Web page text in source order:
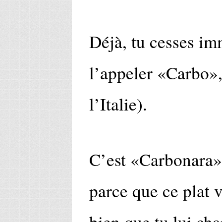
Déjà, tu cesses
l’appeler
l’Italie).
C’est
parce que ce plat